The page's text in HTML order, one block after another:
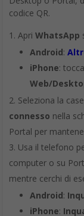
e
DAFRANCESCO